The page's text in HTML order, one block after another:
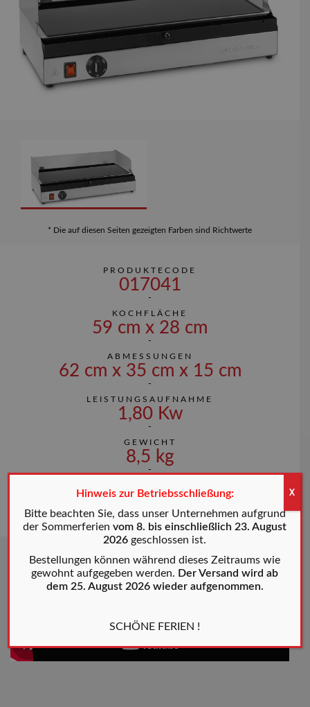
* Die auf diesen Seiten gezeigten Farben sind Richtwerte
PRODUKTECODE
017041
KOCHFLÄCHE
59 cm x 28 cm
ABMESSUNGEN
62 cm x 35 cm x 15 cm
LEISTUNGSAUFNAHME
1,80 Kw
GEWICHT
8,5 kg
WEITERE MERKMALE
Hinweis zur Betriebsschließung:
Bitte beachten Sie, dass unser Unternehmen aufgrund
der Sommerferienvom 8. bis einschließlich 23. August
2026 geschlossen ist.
Bestellungen können während dieses Zeitraums wie
gewohnt aufgegeben werden. Der Versand wird ab
dem 25. August 2026 wieder aufgenommen.
SCHÖNE FERIEN !
X